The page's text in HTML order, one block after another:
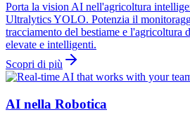
Porta la vision AI nell'agricoltura
Ultralytics YOLO. Potenzia il
tracciamento del bestiame e l'agricoltura
elevate e intelligenti.
Scopri di più
AI nella Robotica